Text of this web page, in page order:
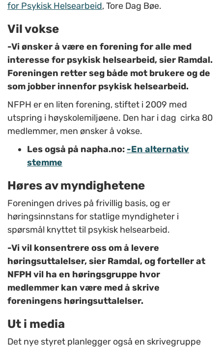
for Psykisk Helsearbeid, Tore Dag Bøe.
Vil vokse
-Vi ønsker å være en forening for alle med
interesse for psykisk helsearbeid, sier Ramdal.
Foreningen retter seg både mot brukere og de
som jobber innenfor psykisk helsearbeid.
NFPH er en liten forening, stiftet i 2009 med
utspring i høyskolemiljøene. Den har i dag cirka 80
medlemmer, men ønsker å vokse.
Les også på napha.no: -En alternativ
stemme
Høres av myndighetene
Foreningen drives på frivillig basis, og er
høringsinnstans for statlige myndigheter i
spørsmål knyttet til psykisk helsearbeid.
-Vi vil konsentrere oss om å levere
høringsuttalelser, sier Ramdal, og forteller at
NFPH vil ha en høringsgruppe hvor
medlemmer kan være med å skrive
foreningens høringsuttalelser.
Ut i media
Det nye styret planlegger også en skrivegruppe